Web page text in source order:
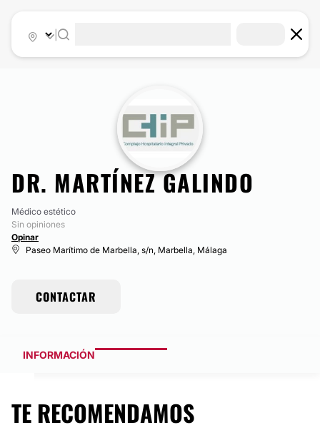
DR. MARTÍNEZ GALINDO
Médico estético
Sin opiniones
Opinar
Paseo Marítimo de Marbella, s/n, Marbella, Málaga
CONTACTAR
INFORMACIÓN
TE RECOMENDAMOS